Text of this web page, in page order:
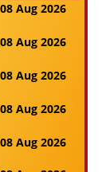
Aug 2026
Aug 2026
Aug 2026
Aug 2026
Aug 2026